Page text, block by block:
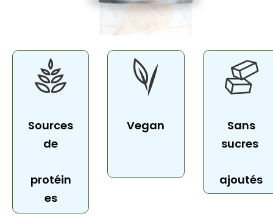
Vegan
Sans
sucres
ajoutés
Sources
de
protéin
es